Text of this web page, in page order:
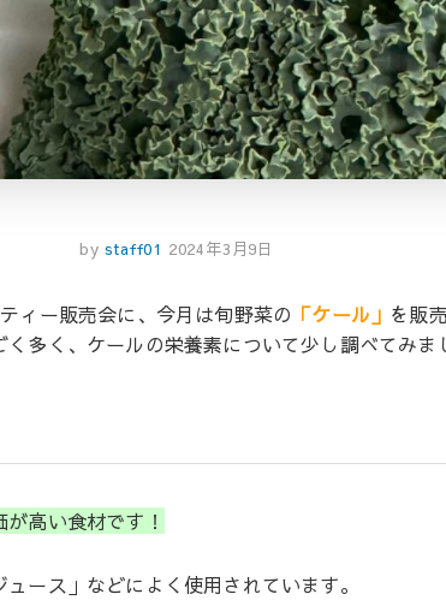
by staff01 2024年3月9日
ィー販売会に、今月は旬野菜の 「ケール」 を販
多く、ケールの栄養素について少し調べてみま
高い食材です！
ース」などによく使用されています。